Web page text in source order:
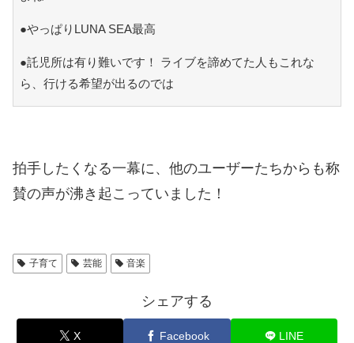
●やっぱりLUNA SEA最高
●託児所は有り難いです！ ライブを諦めてた人もこれな
ら、行ける希望が出るのでは
拍手したくなる一幕に、他のユーザーたちからも称
賛の声が沸き起こっていました！
子育て 芸能 音楽
シェアする
X Facebook LINE